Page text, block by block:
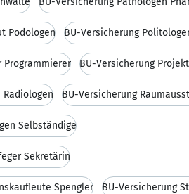
Podologen BU-Versicherung
Programmierer BU-Versicherung
Radiologen BU-Versicherung
Selbständige
Sekretärin
Spengler BU-Versicherung